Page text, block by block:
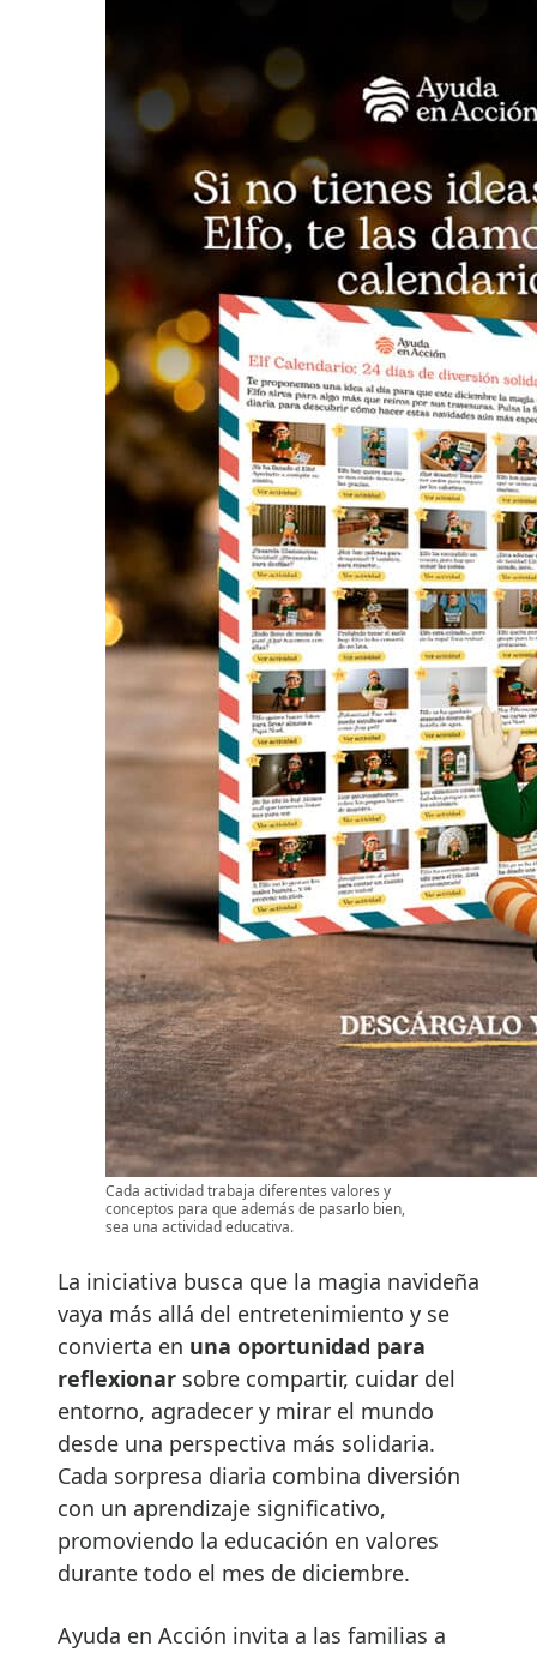
Cada actividad trabaja diferentes valores y
conceptos para que además de pasarlo bien,
sea una actividad educativa.
La iniciativa busca que la magia navideña
vaya más allá del entretenimiento y se
convierta en una oportunidad para
reflexionar sobre compartir, cuidar del
entorno, agradecer y mirar el mundo
desde una perspectiva más solidaria.
Cada sorpresa diaria combina diversión
con un aprendizaje significativo,
promoviendo la educación en valores
durante todo el mes de diciembre.
Ayuda en Acción invita a las familias a